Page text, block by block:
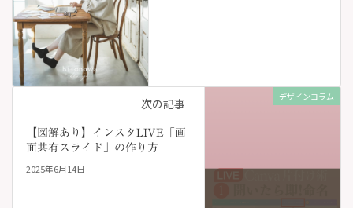
デザインコラム
次の記事
【図解あり】インスタLIVE「画
面共有スライド」の作り方
2025年6月14日